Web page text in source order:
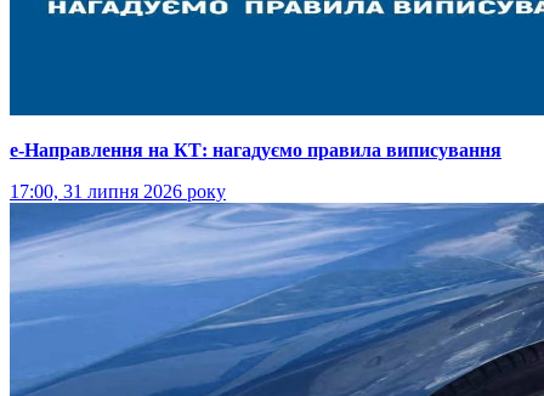
е-Направлення на КТ: нагадуємо правила виписування
17:00, 31 липня 2026 року